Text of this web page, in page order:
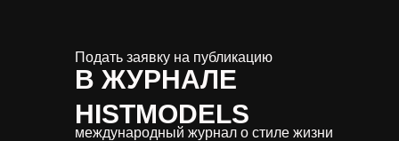
В ЖУРНАЛЕ
HISTMODELS
международный журнал о стиле жизни
Подать заявку на публикацию